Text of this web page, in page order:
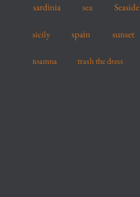
sardinia sea Seaside
sicily spain sunset
toamna trash the dress